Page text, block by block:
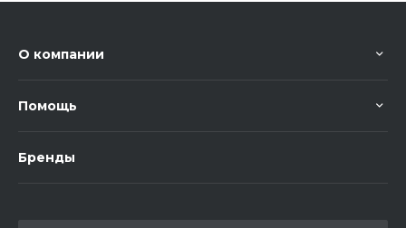
О компании
Помощь
Бренды